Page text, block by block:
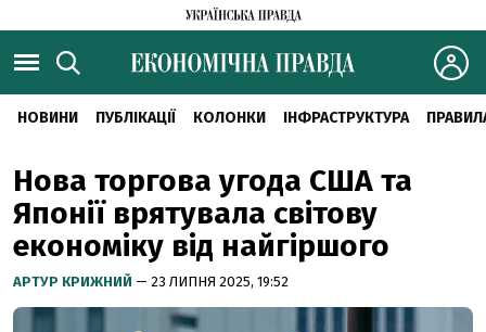
НОВИНИ ПУБЛІКАЦІЇ КОЛОНКИ ІНФРАСТРУКТУРА
Нова торгова угода США та
Японії врятувала світову
економіку від найгіршого
АРТУР КРИЖНИЙ — 23 ЛИПНЯ 2025, 19:52